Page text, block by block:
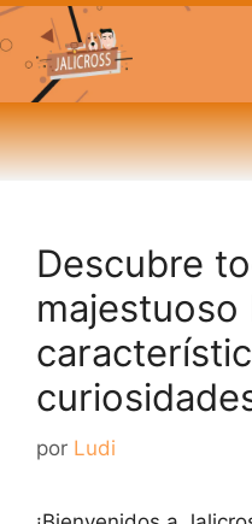
Descubre
majestuoso
por Ludi